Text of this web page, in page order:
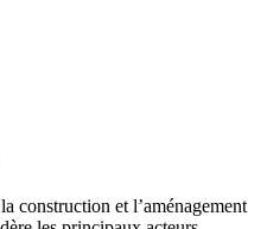
construction et l’aménagement